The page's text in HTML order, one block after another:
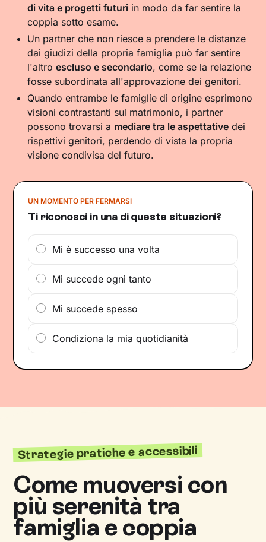
di vita e progetti futuri in modo da far sentire la
coppia sotto esame.
Un partner che non riesce a prendere le distanze
dai giudizi della propria famiglia può far sentire
l'altroescluso e secondario, come se la relazione
fosse subordinata all'approvazione dei genitori.
Quando entrambe le famiglie di origine esprimono
visioni contrastanti sul matrimonio, i partner
possono trovarsi a mediare tra le aspettative dei
rispettivi genitori, perdendo di vista la propria
visione condivisa del futuro.
UN MOMENTO PER FERMARSI
Ti riconosci in una di queste situazioni?
Mi è successo una volta
Mi succede ogni tanto
Mi succede spesso
Condiziona la mia quotidianità
Strategie pratiche e accessibili
Come muoversi con
più serenità tra
famiglia e coppia